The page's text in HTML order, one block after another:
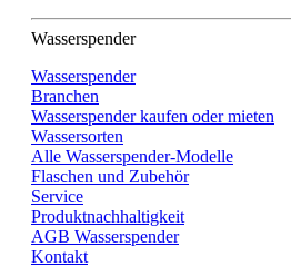
Wasserspender
Wasserspender
Branchen
Wasserspender kaufen oder mieten
Wassersorten
Alle Wasserspender-Modelle
Flaschen und Zubehör
Service
Produktnachhaltigkeit
AGB Wasserspender
Kontakt